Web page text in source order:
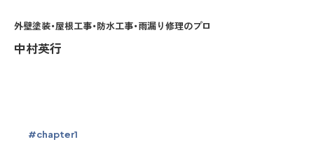
外壁塗装・屋根工事・防水工事・雨漏り修理のプロ
中村英行
#chapter1